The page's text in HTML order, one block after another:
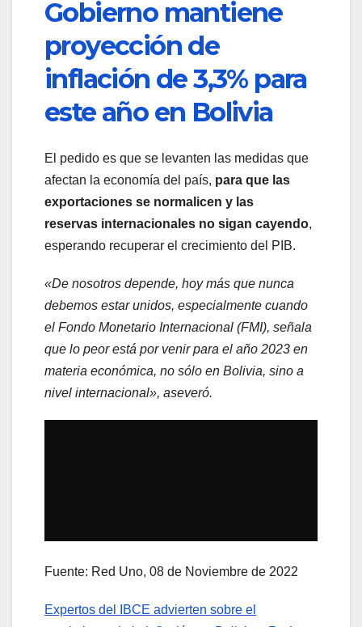
Gobierno mantiene
proyección de
inflación de 3,3% para
este año en Bolivia
El pedido es que se levanten las medidas que
afectan la economía del país, para que las
exportaciones se normalicen y las
reservas internacionales no sigan cayendo,
esperando recuperar el crecimiento del PIB.
«De nosotros depende, hoy más que nunca
debemos estar unidos, especialmente cuando
el Fondo Monetario Internacional (FMI), señala
que lo peor está por venir para el año 2023 en
materia económica, no sólo en Bolivia, sino a
nivel internacional», aseveró.
Fuente: Red Uno, 08 de Noviembre de 2022
Expertos del IBCE advierten sobre el